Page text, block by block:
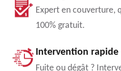
Expert en couverture,
100% gratuit.
Intervention rapide
Fuite ou dégât ?